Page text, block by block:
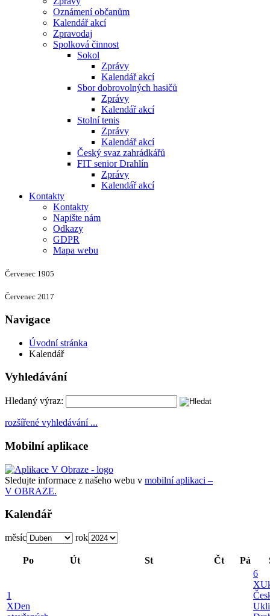
Oznámení občanům
Kalendář akcí
Zpravodaj
Spolková činnost
Sokol
Zprávy
Kalendář akcí
Sbor dobrovolných hasičů
Zprávy
Kalendář akcí
Stolní tenis
Zprávy
Kalendář akcí
Český svaz zahrádkářů
FIT senior Drahlín
Zprávy
Kalendář akcí
Kontakty
Kontakty
Napište nám
Odkazy
GDPR
Mapa webu
Červenec 1905
Červenec 2017
Navigace
Úvodní stránka
Kalendář
Vyhledávání
Hledaný výraz:
rozšířené vyhledávání ...
Mobilní aplikace
Sledujte informace z našeho webu v mobilní aplikaci –
V OBRAZE.
Kalendář
měsíc rok
Po Út St Čt Pá
1
XDen
6
X